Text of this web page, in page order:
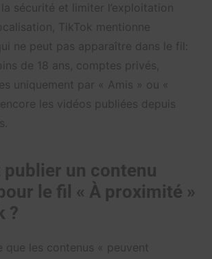
sécurité et limiter l’exploitation
TikTok mentionne
ne peut pas apparaître dans le fil:
de 18 ans, comptes privés,
uniquement par « Amis » ou «
les vidéos publiées depuis
publier un contenu
le fil « À proximité »
?
que les contenus « peuvent